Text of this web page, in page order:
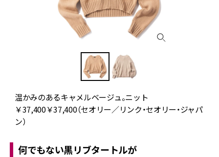
温かみのあるキャメルベージュ。ニット
￥37,400￥37,400（セオリー／リンク・セオリー・ジャパ
ン）
何でもない黒リブタートルが